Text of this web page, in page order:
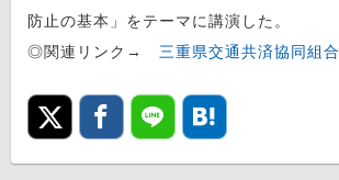
防止の基本」をテーマに講演した。
◎関連リンク→ 三重県交通共済協同組合